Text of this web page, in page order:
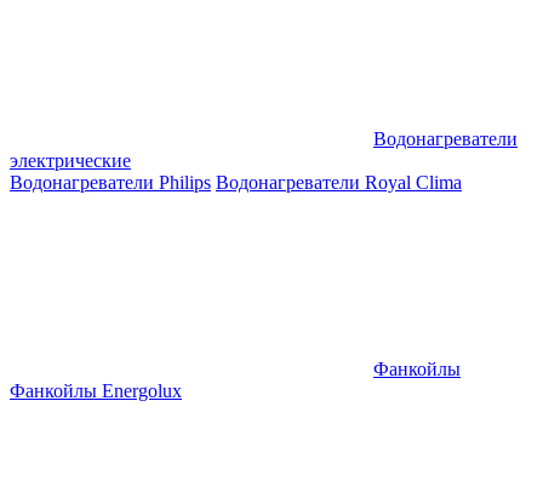
Водонагреватели
электрические
Водонагреватели Philips Водонагреватели Royal Clima
Фанкойлы
Фанкойлы Energolux